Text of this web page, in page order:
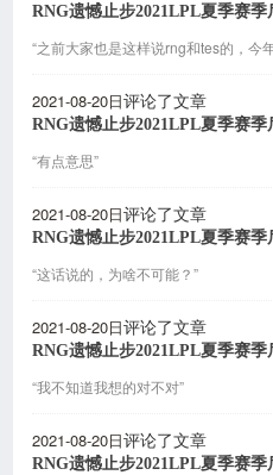
RNG遗憾止步2021LPL夏季赛季
“之前大家也是这样说rng和tes的，今
2021-08-20日评论了文章
RNG遗憾止步2021LPL夏季赛季
“有点意思”
2021-08-20日评论了文章
RNG遗憾止步2021LPL夏季赛季
“这话说的，为啥不可能？”
2021-08-20日评论了文章
RNG遗憾止步2021LPL夏季赛季
“我不知道我想的对不对”
2021-08-20日评论了文章
RNG遗憾止步2021LPL夏季赛季